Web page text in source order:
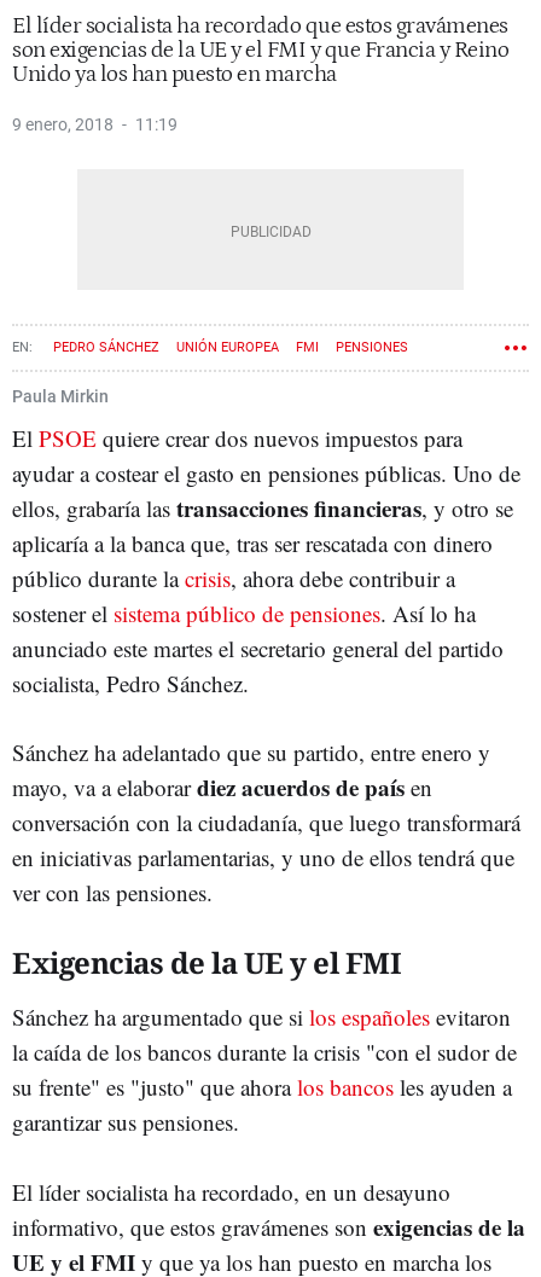
El líder socialista ha recordado que estos gravámenes
son exigencias de la UE y el FMI y que Francia y Reino
Unido ya los han puesto en marcha
9 enero, 2018 11:19
PEDRO SÁNCHEZ UNIÓN EUROPEA FMI PENSIONES
Paula Mirkin
El PSOE quiere crear dos nuevos impuestos para
ayudar a costear el gasto en pensiones públicas. Uno de
ellos, grabaría las transacciones financieras, y otro se
aplicaría a la banca que, tras ser rescatada con dinero
público durante lacrisis, ahora debe contribuir a
sostener el sistema público de pensiones. Así lo ha
anunciado este martes el secretario general del partido
socialista, Pedro Sánchez.
Sánchez ha adelantado que su partido, entre enero y
mayo, va a elaborardiez acuerdos de país en
conversación con la ciudadanía, que luego transformará
en iniciativas parlamentarias, y uno de ellos tendrá que
ver con las pensiones.
Exigencias de la UE y el FMI
Sánchez ha argumentado que si los españoles evitaron
la caída de los bancos durante la crisis "con el sudor de
su frente" es "justo" que ahoralos bancos les ayuden a
garantizar sus pensiones.
El líder socialista ha recordado, en un desayuno
informativo, que estos gravámenes son exigencias de la
UE y el FMI y que ya los han puesto en marcha los